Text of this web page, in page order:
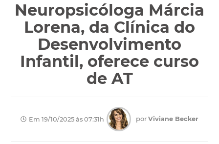
Neuropsicóloga Márcia
Lorena, da Clínica do
Desenvolvimento
Infantil, oferece curso
de AT
Em 19/10/2025 às 07:31h porViviane Becker